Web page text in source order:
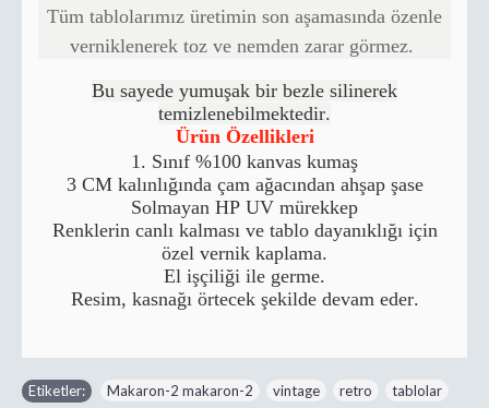
Tüm tablolarımız üretimin son aşamasında özenle
verniklenerek toz ve nemden zarar görmez.
Bu sayede yumuşak bir bezle silinerek
temizlenebilmektedir.
Ürün Özellikleri
1. Sınıf %100 kanvas kumaş
3 CM kalınlığında çam ağacından ahşap şase
Solmayan HP UV mürekkep
Renklerin canlı kalması ve tablo dayanıklığı için
özel vernik kaplama.
El işçiliği ile germe.
Resim, kasnağı örtecek şekilde devam eder.
Etiketler: Makaron-2 makaron-2 vintage retro tablolar